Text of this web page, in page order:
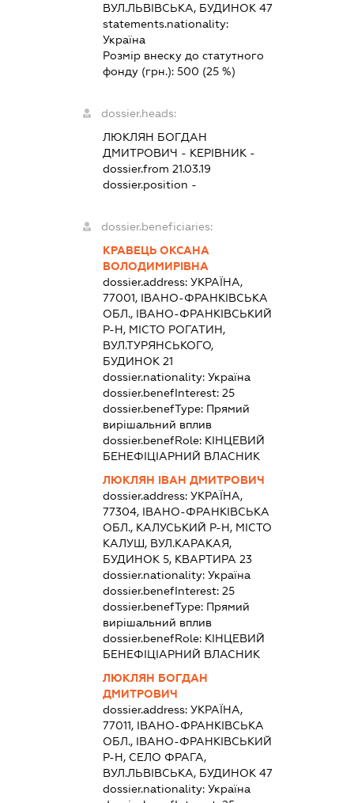
ВУЛ.ЛЬВІВСЬКА, БУДИНОК 47
statements.nationality:
Україна
Розмір внеску до статутного
фонду (грн.):500 (25 %)
dossier.heads:
ЛЮКЛЯН БОГДАН
ДМИТРОВИЧ - КЕРІВНИК -
dossier.from 21.03.19
dossier.position -
dossier.beneficiaries:
КРАВЕЦЬ ОКСАНА
ВОЛОДИМИРІВНА
dossier.address:УКРАЇНА,
77001, ІВАНО-ФРАНКІВСЬКА
ОБЛ., ІВАНО-ФРАНКІВСЬКИЙ
Р-Н, МІСТО РОГАТИН,
ВУЛ.ТУРЯНСЬКОГО,
БУДИНОК 21
dossier.nationality:Україна
dossier.benefInterest:25
dossier.benefType: Прямий
вирішальний вплив
dossier.benefRole: КІНЦЕВИЙ
БЕНЕФІЦІАРНИЙ ВЛАСНИК
ЛЮКЛЯН ІВАН ДМИТРОВИЧ
dossier.address:УКРАЇНА,
77304, ІВАНО-ФРАНКІВСЬКА
ОБЛ., КАЛУСЬКИЙ Р-Н, МІСТО
КАЛУШ, ВУЛ.КАРАКАЯ,
БУДИНОК 5, КВАРТИРА 23
dossier.nationality:Україна
dossier.benefInterest:25
dossier.benefType: Прямий
вирішальний вплив
dossier.benefRole: КІНЦЕВИЙ
БЕНЕФІЦІАРНИЙ ВЛАСНИК
ЛЮКЛЯН БОГДАН
ДМИТРОВИЧ
dossier.address:УКРАЇНА,
77011, ІВАНО-ФРАНКІВСЬКА
ОБЛ., ІВАНО-ФРАНКІВСЬКИЙ
Р-Н, СЕЛО ФРАГА,
ВУЛ.ЛЬВІВСЬКА, БУДИНОК 47
dossier.nationality:Україна